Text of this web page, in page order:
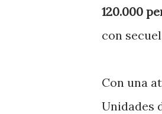
120.000
con
Con una
Unidades